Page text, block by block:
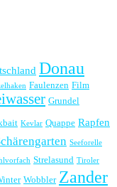
Donau
Faulenzen Film
Grundel
Kevlar Quappe Rapfen
Seeforelle
Strelasund Tiroler
Wobbler Zander